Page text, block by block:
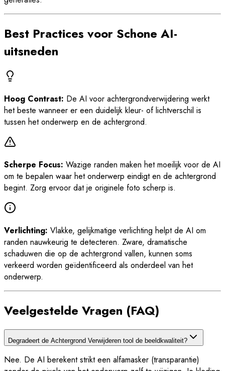
Best Practices voor Schone AI-
uitsneden
Hoog Contrast: De AI voor achtergrondverwijdering werkt
het beste wanneer er een duidelijk kleur- of lichtverschil is
tussen het onderwerp en de achtergrond.
Scherpe Focus: Wazige randen maken het moeilijk voor de AI
om te bepalen waar het onderwerp eindigt en de achtergrond
begint. Zorg ervoor dat je originele foto scherp is.
Verlichting: Vlakke, gelijkmatige verlichting helpt de AI om
randen nauwkeurig te detecteren. Zware, dramatische
schaduwen die op de achtergrond vallen, kunnen soms
verkeerd worden geïdentificeerd als onderdeel van het
onderwerp.
Veelgestelde Vragen (FAQ)
Degradeert de Achtergrond Verwijderen tool de beeldkwaliteit?
Nee. De AI berekent strikt een alfamasker (transparantie)